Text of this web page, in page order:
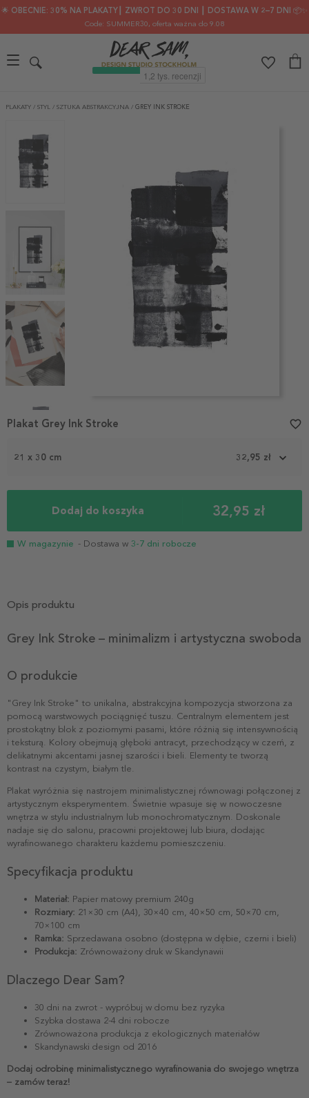
🌟 OBECNIE: 30% NA PLAKATY┃ ZWROT DO 30 DNI ┃ DOSTAWA W 2–7 DNI 📦✨
Code: SUMMER30, oferta ważna do 9.08
PLAKATY / STYL / SZTUKA ABSTRAKCYJNA / GREY INK STROKE
1
21 x 30 cm 32,95 zł
Dodaj do koszyka 32,95 zł
W magazynie - Dostawa w 3-7 dni robocze
Plakat Grey Ink Stroke favorite_border
Opis produktu
Grey Ink Stroke – minimalizm i artystyczna swoboda
O produkcie
"Grey Ink Stroke" to unikalna, abstrakcyjna kompozycja stworzona za
pomocą warstwowych pociągnięć tuszu. Centralnym elementem jest
prostokątny blok z poziomymi pasami, które różnią się intensywnością
i teksturą. Kolory obejmują głęboki antracyt, przechodzący w czerń, z
delikatnymi akcentami jasnej szarości i bieli. Elementy te tworzą
kontrast na czystym, białym tle.
Plakat wyróżnia się nastrojem minimalistycznej równowagi połączonej z
artystycznym eksperymentem. Świetnie wpasuje się w nowoczesne
wnętrza w stylu industrialnym lub monochromatycznym. Doskonale
nadaje się do salonu, pracowni projektowej lub biura, dodając
wyrafinowanego charakteru każdemu pomieszczeniu.
Specyfikacja produktu
Materiał: Papier matowy premium 240g
Rozmiary: 21×30 cm (A4), 30×40 cm, 40×50 cm, 50×70 cm,
70×100 cm
Ramka: Sprzedawana osobno (dostępna w dębie, czerni i bieli)
Produkcja: Zrównoważony druk w Skandynawii
Dlaczego Dear Sam?
30 dni na zwrot - wypróbuj w domu bez ryzyka
Szybka dostawa 2-4 dni robocze
Zrównoważona produkcja z ekologicznych materiałów
Skandynawski design od 2016
Dodaj odrobinę minimalistycznego wyrafinowania do swojego wnętrza
– zamów teraz!